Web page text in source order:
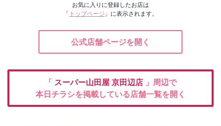
お気に入りに登録したお店は
「 トップページ 」に表示されます。
公式店舗ページを開く
「 スーパー山田屋 京田辺店 」周辺で
本日チラシを掲載している店舗一覧を開く